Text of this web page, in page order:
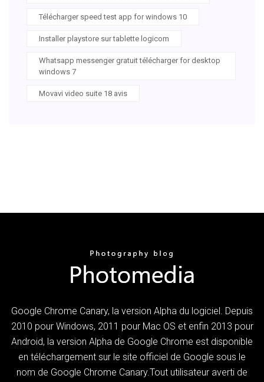
Télécharger speed test app for windows 10
Installer playstore sur tablette logicom
Whatsapp messenger gratuit télécharger for desktop
windows 7
Movavi video suite 18 avis
Google Chrome Canary, la version Alpha du logiciel. Depuis
2010 pour Windows, 2011 pour Mac OS et enfin 2013 pour
Android, la version Alpha de Google Chrome est disponible
en téléchargement sur le site officiel de Google sous le
nom de Google Chrome Canary.Tout utilisateur averti de